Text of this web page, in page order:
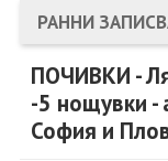
НОВА ГОДИНА
КРУИЗИ
ЕКЗОТИКА
РАННИ
ПОЧИВКИ -
-5 нощувки -
София и